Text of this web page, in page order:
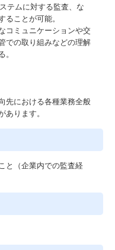
テムに対する監査、な
ることが可能。
コミュニケーションや交
での取り組みなどの理解
。
先における各種業務全般
あります。
と（企業内での監査経